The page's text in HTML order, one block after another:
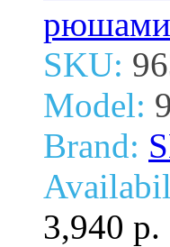
SKU:
Model:
Brand:
3,940 р.